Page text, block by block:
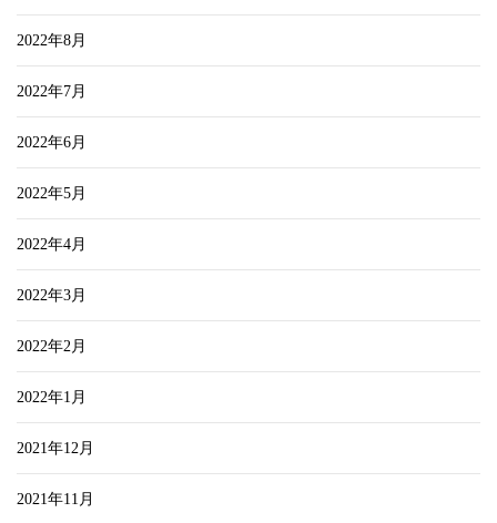
2022年8月
2022年7月
2022年6月
2022年5月
2022年4月
2022年3月
2022年2月
2022年1月
2021年12月
2021年11月